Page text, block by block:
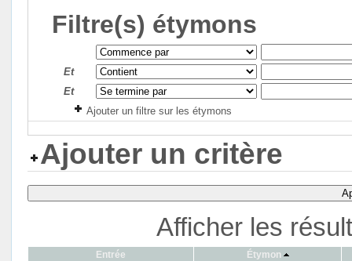
Filtre(s) étymons
Et
Et
Ajouter un filtre sur les étymons
Ajouter un critère
Afficher les
Entrée
Étymon